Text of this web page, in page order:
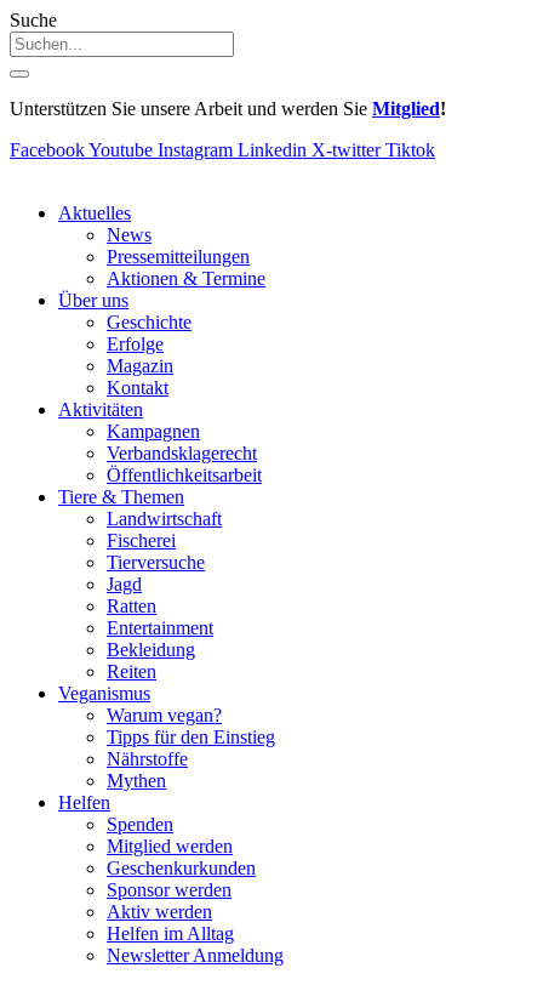
Suche
Unterstützen Sie unsere Arbeit und werden Sie Mitglied!
FacebookYoutube Instagram Linkedin X-twitter Tiktok
Aktuelles
News
Pressemitteilungen
Aktionen & Termine
Über uns
Geschichte
Erfolge
Magazin
Kontakt
Aktivitäten
Kampagnen
Verbandsklagerecht
Öffentlichkeitsarbeit
Tiere & Themen
Landwirtschaft
Fischerei
Tierversuche
Jagd
Ratten
Entertainment
Bekleidung
Reiten
Veganismus
Warum vegan?
Tipps für den Einstieg
Nährstoffe
Mythen
Helfen
Spenden
Mitglied werden
Geschenkurkunden
Sponsor werden
Aktiv werden
Helfen im Alltag
Newsletter Anmeldung